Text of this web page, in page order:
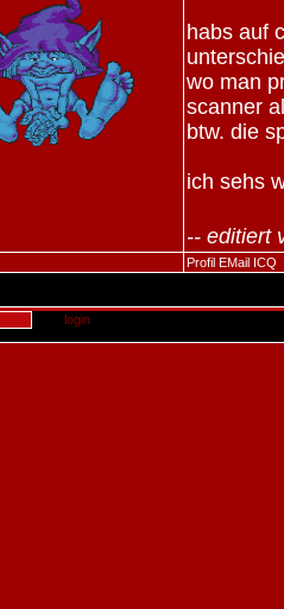
habs auf
wo man
scanner
btw. die
ich sehs
-- editiert
Profil EMail ICQ